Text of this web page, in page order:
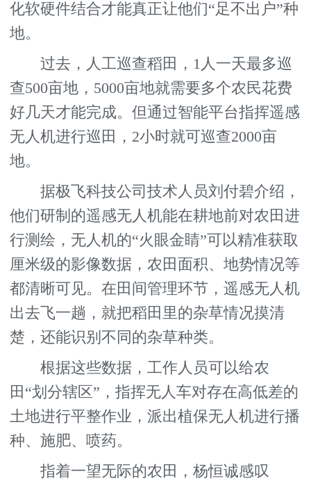
化软硬件结合才能真正让他们“足不出户”种
地。
过去，人工巡查稻田，1人一天最多巡
查500亩地，5000亩地就需要多个农民花费
好几天才能完成。但通过智能平台指挥遥感
无人机进行巡田，2小时就可巡查2000亩
地。
据极飞科技公司技术人员刘付碧介绍，
他们研制的遥感无人机能在耕地前对农田进
行测绘，无人机的“火眼金睛”可以精准获取
厘米级的影像数据，农田面积、地势情况等
都清晰可见。在田间管理环节，遥感无人机
出去飞一趟，就把稻田里的杂草情况摸清
楚，还能识别不同的杂草种类。
根据这些数据，工作人员可以给农
田“划分辖区”，指挥无人车对存在高低差的
土地进行平整作业，派出植保无人机进行播
种、施肥、喷药。
指着一望无际的农田，杨恒诚感叹